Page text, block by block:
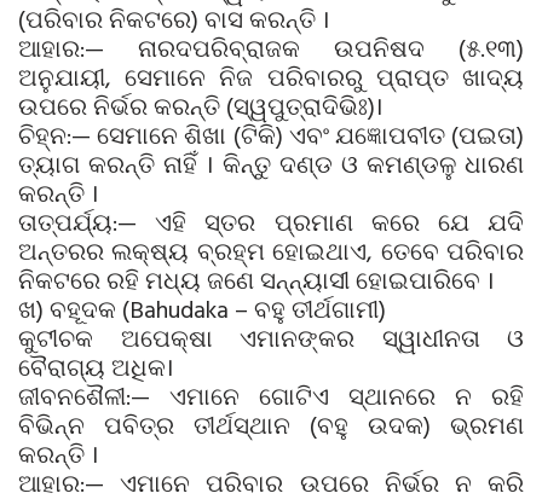
(ପରିବାର ନିକଟରେ) ବାସ କରନ୍ତି ।
ଆହାର:— ନାରଦପରିବ୍ରାଜକ ଉପନିଷଦ (୫.୧୩)
ଅନୁଯାୟୀ, ସେମାନେ ନିଜ ପରିବାରରୁ ପ୍ରାପ୍ତ ଖାଦ୍ୟ
ଉପରେ ନିର୍ଭର କରନ୍ତି (ସ୍ୱପୁତ୍ରାଦିଭିଃ)।
ଚିହ୍ନ:— ସେମାନେ ଶିଖା (ଟିକି) ଏବଂ ଯଜ୍ଞୋପବୀତ (ପଇତା)
ତ୍ୟାଗ କରନ୍ତି ନାହିଁ । କିନ୍ତୁ ଦଣ୍ଡ ଓ କମଣ୍ଡଳୁ ଧାରଣ
କରନ୍ତି ।
ତାତ୍ପର୍ଯ୍ୟ:— ଏହି ସ୍ତର ପ୍ରମାଣ କରେ ଯେ ଯଦି
ଅନ୍ତରର ଲକ୍ଷ୍ୟ ବ୍ରହ୍ମ ହୋଇଥାଏ, ତେବେ ପରିବାର
ନିକଟରେ ରହି ମଧ୍ୟ ଜଣେ ସନ୍ନ୍ୟାସୀ ହୋଇପାରିବେ ।
ଖ) ବହୂଦକ (Bahudaka – ବହୁ ତୀର୍ଥଗାମୀ)
କୁଟୀଚକ ଅପେକ୍ଷା ଏମାନଙ୍କର ସ୍ୱାଧୀନତା ଓ
ବୈରାଗ୍ୟ ଅଧିକ।
ଜୀବନଶୈଳୀ:— ଏମାନେ ଗୋଟିଏ ସ୍ଥାନରେ ନ ରହି
ବିଭିନ୍ନ ପବିତ୍ର ତୀର୍ଥସ୍ଥାନ (ବହୁ ଉଦକ) ଭ୍ରମଣ
କରନ୍ତି ।
ଆହାର:— ଏମାନେ ପରିବାର ଉପରେ ନିର୍ଭର ନ କରି